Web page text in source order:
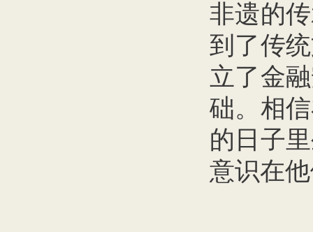
非遗的
到了传
立了金
础。相
的日子
意识在